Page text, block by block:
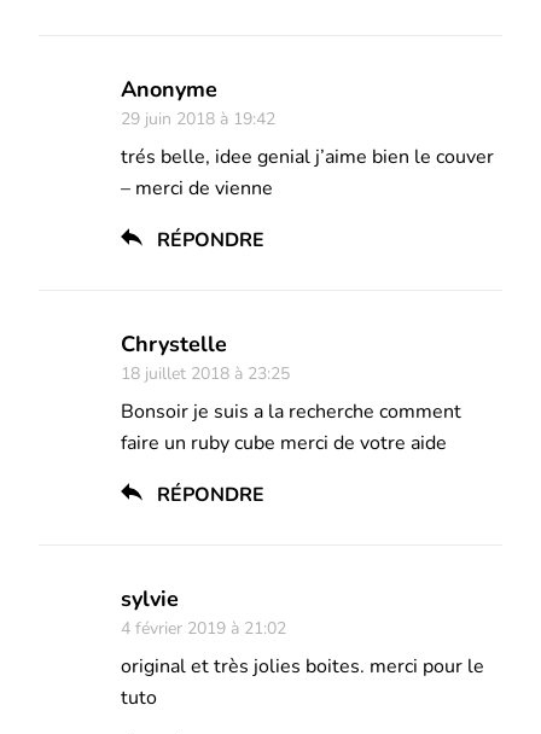
Anonyme
29 juin 2018 à 19:42
trés belle, idee genial j’aime bien le couver
– merci de vienne
RÉPONDRE
Chrystelle
18 juillet 2018 à 23:25
Bonsoir je suis a la recherche comment
faire un ruby cube merci de votre aide
RÉPONDRE
sylvie
4 février 2019 à 21:02
original et très jolies boites. merci pour le
tuto